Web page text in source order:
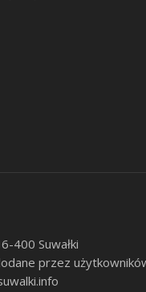
400 Suwałki
przez